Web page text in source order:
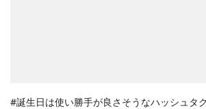
#誕生日は使い勝手が良さそうなハッシュタ